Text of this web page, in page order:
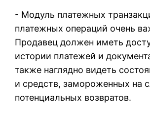
- Модуль платежных
платежных операций очень
Продавец должен иметь
истории платежей и
также наглядно видеть
и средств, замороженных на
потенциальных возвратов.